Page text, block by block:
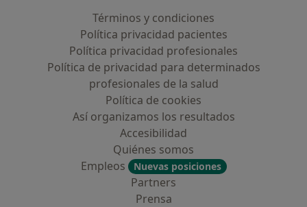
Términos y condiciones
Política privacidad pacientes
Política privacidad profesionales
Política de privacidad para determinados
profesionales de la salud
Política de cookies
Así organizamos los resultados
Accesibilidad
Quiénes somos
Empleos
Nuevas posiciones
Partners
Prensa